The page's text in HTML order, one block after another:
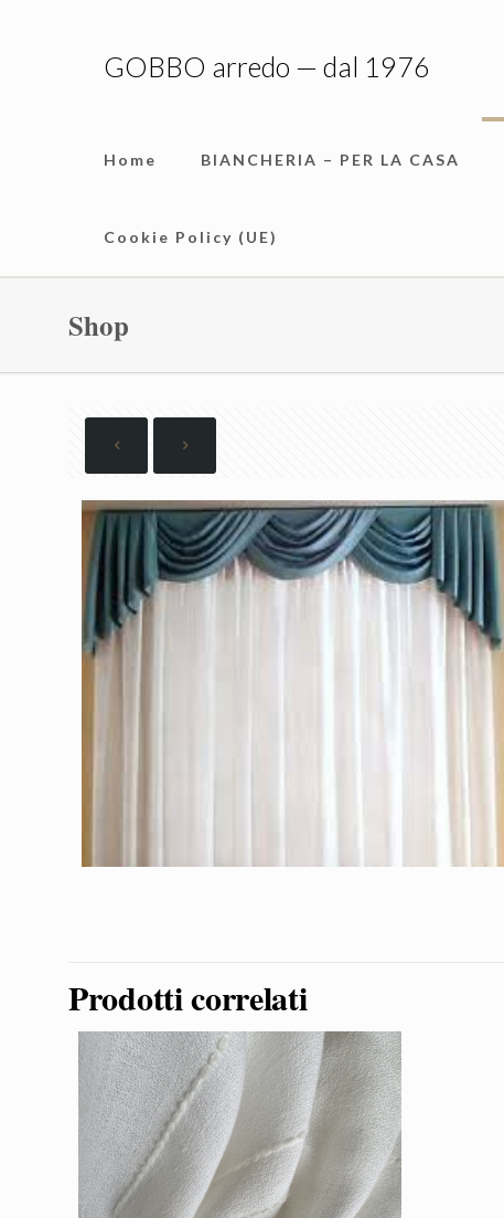
GOBBO arredo — dal 1976
Home BIANCHERIA – PER LA CASA
Cookie Policy (UE)
Shop
Prodotti correlati